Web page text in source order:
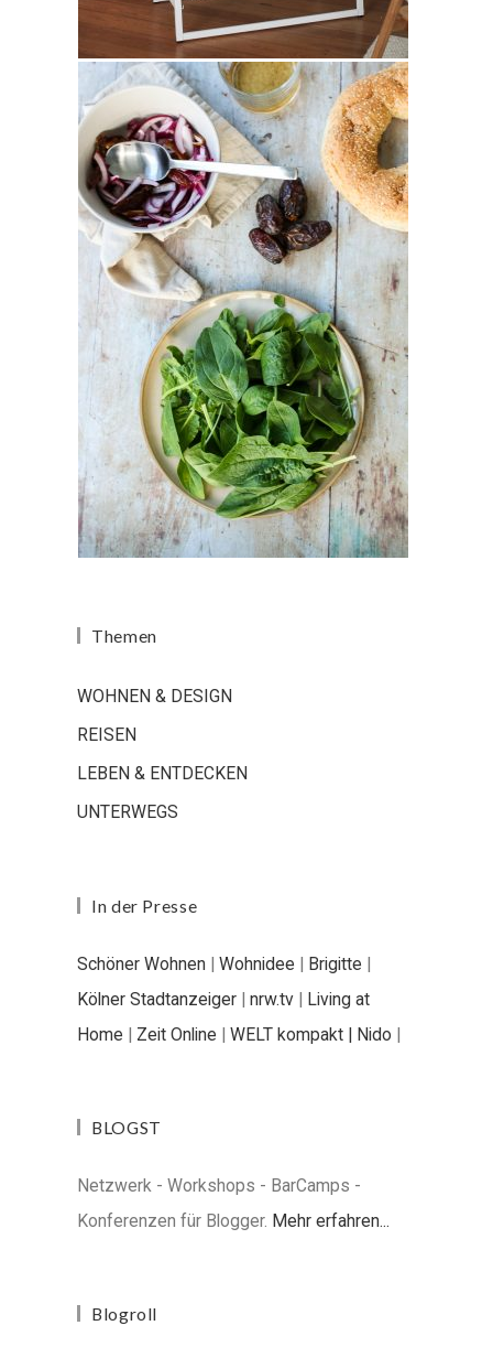
Themen
WOHNEN & DESIGN
REISEN
LEBEN & ENTDECKEN
UNTERWEGS
In der Presse
Schöner Wohnen | Wohnidee | Brigitte |
Kölner Stadtanzeiger | nrw.tv | Living at
Home | Zeit Online | WELT kompakt | Nido |
BLOGST
Netzwerk - Workshops - BarCamps -
Konferenzen für Blogger. Mehr erfahren...
Blogroll